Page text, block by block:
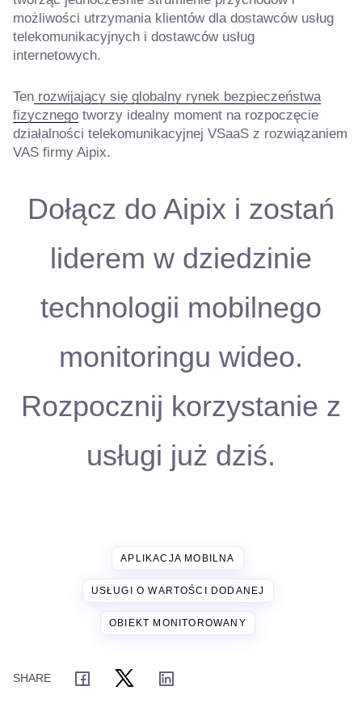
możliwości utrzymania klientów dla dostawców usług
telekomunikacyjnych i dostawców usług
internetowych.
Ten rozwijający się globalny rynek bezpieczeństwa
fizycznego tworzy idealny moment na rozpoczęcie
działalności telekomunikacyjnej VSaaS z rozwiązaniem
VAS firmy Aipix.
Dołącz do Aipix i zostań
liderem w dziedzinie
technologii mobilnego
monitoringu wideo.
Rozpocznij korzystanie z
usługi już dziś.
APLIKACJA MOBILNA
USŁUGI O WARTOŚCI DODANEJ
OBIEKT MONITOROWANY